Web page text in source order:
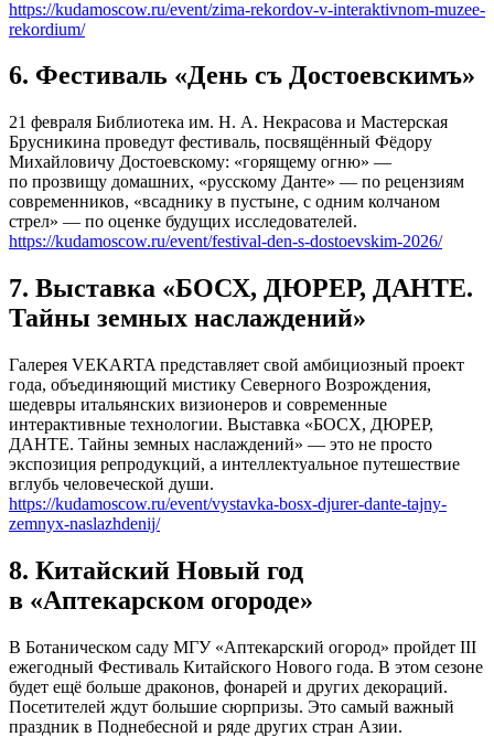
https://kudamoscow.ru/event/zima-rekordov-v-interaktivnom-muzee-
rekordium/
6. Фестиваль «День съ Достоевскимъ»
21 февраля Библиотека им. Н. А. Некрасова и Мастерская
Брусникина проведут фестиваль, посвящённый Фёдору
Михайловичу Достоевскому: «горящему огню» —
по прозвищу домашних, «русскому Данте» — по рецензиям
современников, «всаднику в пустыне, с одним колчаном
стрел» — по оценке будущих исследователей.
https://kudamoscow.ru/event/festival-den-s-dostoevskim-2026/
7. Выставка «БОСХ, ДЮРЕР, ДАНТЕ.
Тайны земных наслаждений»
Галерея VEKARTA представляет свой амбициозный проект
года, объединяющий мистику Северного Возрождения,
шедевры итальянских визионеров и современные
интерактивные технологии. Выставка «БОСХ, ДЮРЕР,
ДАНТЕ. Тайны земных наслаждений» — это не просто
экспозиция репродукций, а интеллектуальное путешествие
вглубь человеческой души.
https://kudamoscow.ru/event/vystavka-bosx-djurer-dante-tajny-
zemnyx-naslazhdenij/
8. Китайский Новый год
в «Аптекарском огороде»
В Ботаническом саду МГУ «Аптекарский огород» пройдет III
ежегодный Фестиваль Китайского Нового года. В этом сезоне
будет ещё больше драконов, фонарей и других декораций.
Посетителей ждут большие сюрпризы. Это самый важный
праздник в Поднебесной и ряде других стран Азии.